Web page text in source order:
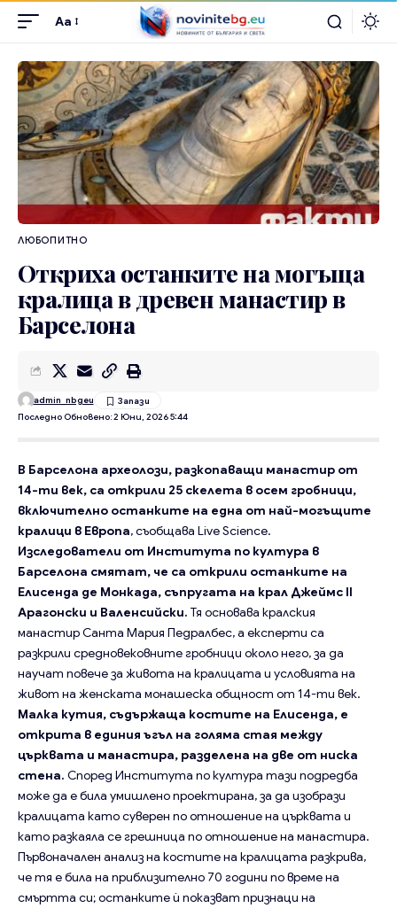
Aa
ЛЮБОПИТНО
Откриха останките на могъща
кралица в древен манастир в
Барселона
Последно Обновено: 2 Юни, 2026 5:44
admin_nbgeu
В Барселона археолози, разкопаващи манастир от
14-ти век, са открили 25 скелета в осем гробници,
включително останките на една от най-могъщите
кралици в Европа, съобщава Live Science.
Изследователи от Института по култура в
Барселона смятат, че са открили останките на
Елисенда де Монкада, съпругата на крал Джеймс II
Арагонски и Валенсийски. Тя основава кралския
манастир Санта Мария Педралбес, а експерти са
разкрили средновековните гробници около него, за да
научат повече за живота на кралицата и условията на
живот на женската монашеска общност от 14-ти век.
Малка кутия, съдържаща костите на Елисенда, е
открита в единия ъгъл на голяма стая между
църквата и манастира, разделена на две от ниска
стена. Според Института по култура тази подредба
може да е била умишлено проектирана, за да изобрази
кралицата като суверен по отношение на църквата и
като разкаяла се грешница по отношение на манастира.
Първоначален анализ на костите на кралицата разкрива,
че тя е била на приблизително 70 години по време на
смъртта си; останките ѝ показват признаци на